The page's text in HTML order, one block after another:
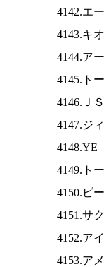
4142.エ
4143.キ
4144.ア
4145.ト
4146.Ｊ
4147.ジ
4148.YE
4149.ト
4150.ビ
4151.サ
4152.ア
4153.ア